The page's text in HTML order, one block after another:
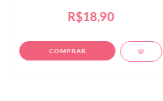
R$18,90